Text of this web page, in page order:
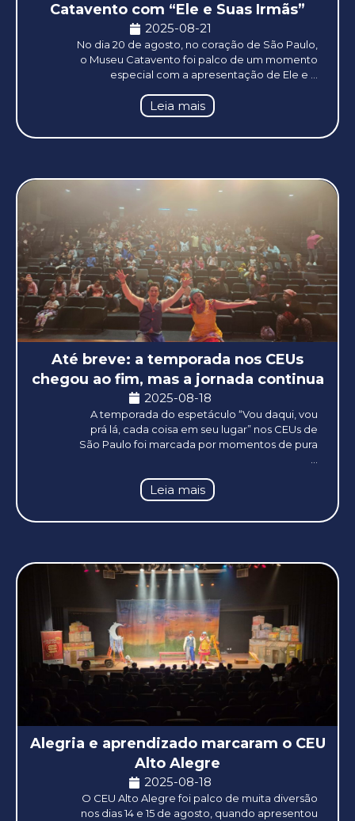
Catavento com “Ele e Suas Irmãs”
2025-08-21
No dia 20 de agosto, no coração de São Paulo,
o Museu Catavento foi palco de um momento
especial com a apresentação de Ele e ...
Leia mais
Até breve: a temporada nos CEUs
chegou ao fim, mas a jornada continua
2025-08-18
A temporada do espetáculo “Vou daqui, vou
prá lá, cada coisa em seu lugar” nos CEUs de
São Paulo foi marcada por momentos de pura
Leia mais
Alegria e aprendizado marcaram o CEU
Alto Alegre
2025-08-18
O CEU Alto Alegre foi palco de muita diversão
nos dias 14 e 15 de agosto, quando apresentou